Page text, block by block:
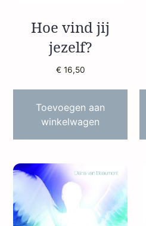
Hoe vind jij
jezelf?
€ 16,50
Toevoegen aan
winkelwagen